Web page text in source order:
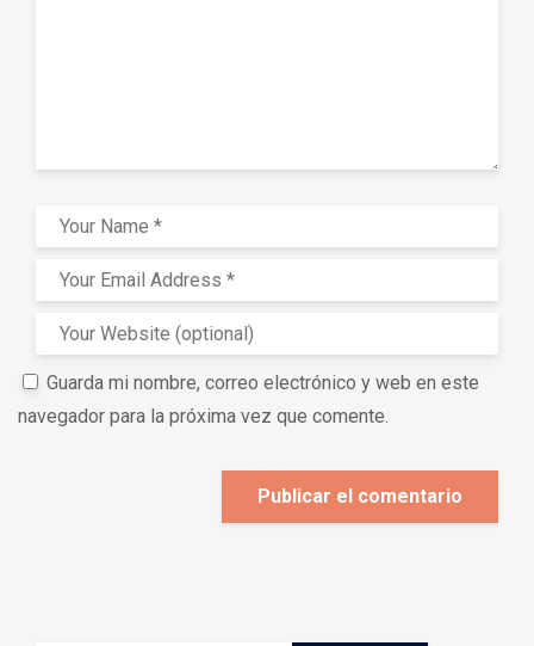
Guarda mi nombre, correo electrónico y web en este
navegador para la próxima vez que comente.